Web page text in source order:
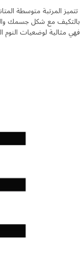
المرتبة متوسطة المتانة
مع شكل جسمك
لوضعيات النوم